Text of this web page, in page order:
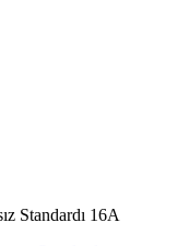
Standardı 16A